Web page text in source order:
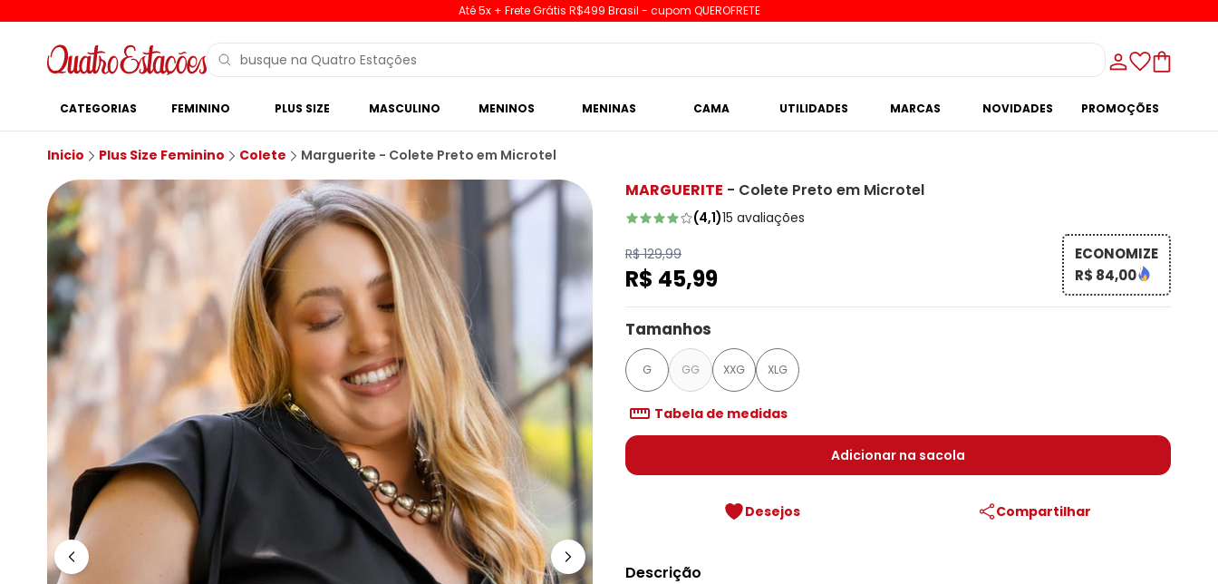
Até 5x + Frete Grátis R$499 Brasil - cupom QUEROFRETE
CATEGORIAS FEMININO PLUS SIZE MASCULINO MENINOS MENINAS CAMA UTILIDADES MARCAS NOVIDADES PROMOÇÕES
Inicio Plus Size Feminino Colete Marguerite - Colete Preto em Microtel
MARGUERITE - Colete Preto em Microtel
(4,1)15 avaliações
R$ 129,99
R$ 45,99
ECONOMIZE
R$ 84,00
Tamanhos
G GG XXG XLG
Tabela de medidas
Adicionar na sacola
Desejos Compartilhar
Descrição